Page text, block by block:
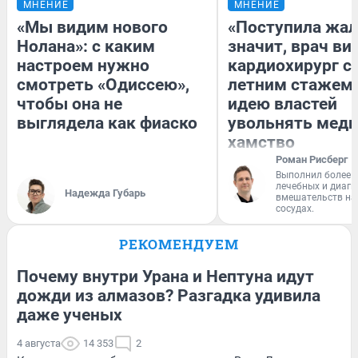
МНЕНИЕ
«Мы видим нового
Нолана»: с каким
настроем нужно
смотреть «Одиссею»,
чтобы она не
выглядела как фиаско
Надежда Губарь
МНЕНИЕ
«Поступила
значит, врач
кардиохирург с
летним стажем
идею властей
увольнять
хамство
Роман Рисберг
Выполнил более
лечебных и
вмешательств на
сосудах.
РЕКОМЕНДУЕМ
Почему внутри Урана и Нептуна идут
дожди из алмазов? Разгадка удивила
даже ученых
4 августа 14 353 2